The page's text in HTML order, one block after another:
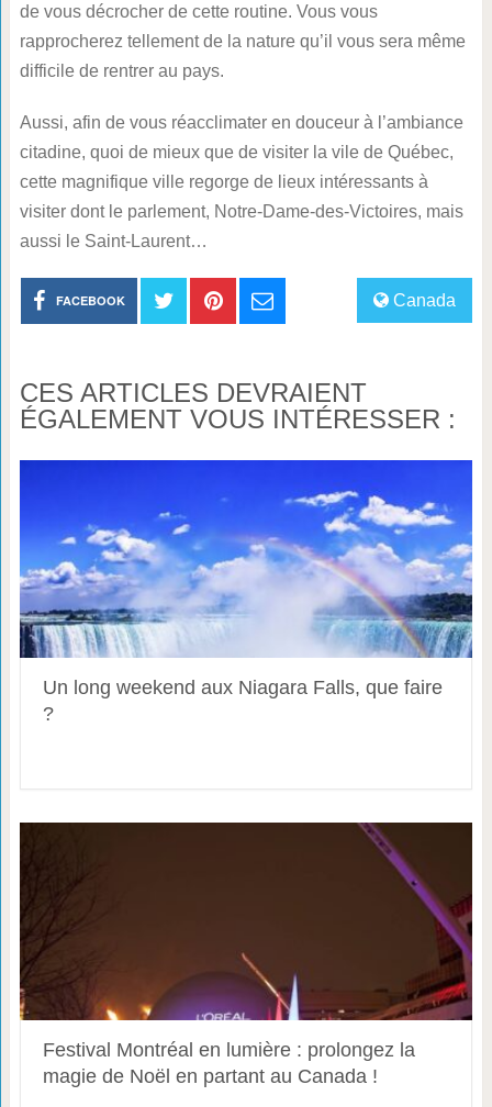
de vous décrocher de cette routine. Vous vous
rapprocherez tellement de la nature qu’il vous sera même
difficile de rentrer au pays.
Aussi, afin de vous réacclimater en douceur à l’ambiance
citadine, quoi de mieux que de visiter la vile de Québec,
cette magnifique ville regorge de lieux intéressants à
visiter dont le parlement, Notre-Dame-des-Victoires, mais
aussi le Saint-Laurent…
Canada
FACEBOOK
CES ARTICLES DEVRAIENT
ÉGALEMENT VOUS INTÉRESSER :
Un long weekend aux Niagara Falls, que faire
?
Festival Montréal en lumière : prolongez la
magie de Noël en partant au Canada !